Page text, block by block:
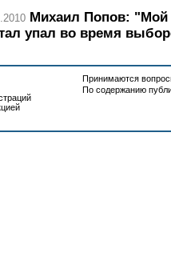
Михаил Попов:
упал во время
Принимаются
По содержанию